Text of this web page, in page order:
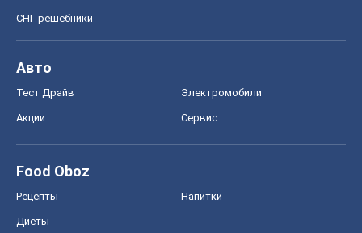
СНГ решебники
Авто
Тест Драйв Электромобили
Акции Сервис
Food Oboz
Рецепты Напитки
Диеты